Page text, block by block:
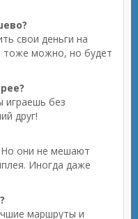
свои деньги на
тоже можно, но будет
играешь без
друг!
Но они не мешают
Иногда даже
маршруты и